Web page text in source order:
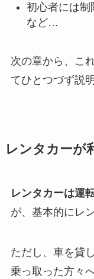
初心者には制
など…
次の章から、こ
てひとつづず説
レンタカーが
レンタカーは運
が、基本的にレ
ただし、車を貸
乗っ取った方々